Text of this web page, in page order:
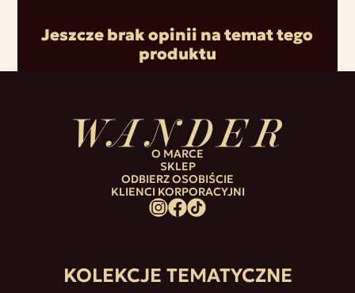
Jeszcze brak opinii na temat tego
produktu
O MARCE
SKLEP
ODBIERZ OSOBIŚCIE
KLIENCI KORPORACYJNI
KOLEKCJE TEMATYCZNE